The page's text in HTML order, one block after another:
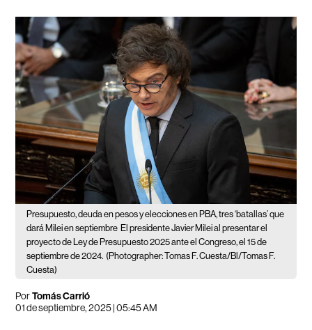
Presupuesto, deuda en pesos y elecciones en PBA, tres ‘batallas’ que
dará Milei en septiembre El presidente Javier Milei al presentar el
proyecto de Ley de Presupuesto 2025 ante el Congreso, el 15 de
septiembre de 2024. (Photographer: Tomas F. Cuesta/Bl/Tomas F.
Cuesta)
PorTomás Carrió
01 de septiembre, 2025 | 05:45 AM